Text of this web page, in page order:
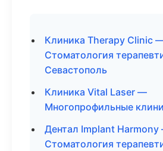
Клиника Therapy Clinic
Стоматология
Севастополь
Клиника Vital Laser —
Многопрофильные
Дентал Implant
Стоматология